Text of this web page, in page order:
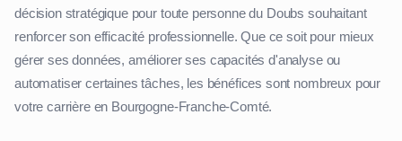
décision stratégique pour toute personne du Doubs souhaitant
renforcer son efficacité professionnelle. Que ce soit pour mieux
gérer ses données, améliorer ses capacités d'analyse ou
automatiser certaines tâches, les bénéfices sont nombreux pour
votre carrière en Bourgogne-Franche-Comté.